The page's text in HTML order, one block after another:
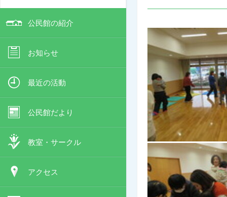
公民館の紹介
お知らせ
最近の活動
公民館だより
教室・サークル
アクセス